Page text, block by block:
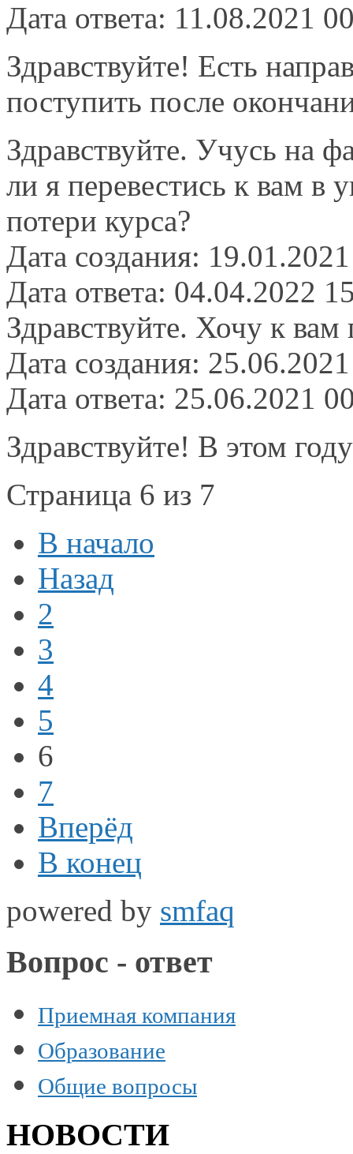
Дата ответа: 11.08.2021
Здравствуйте! Есть
поступить после
Здравствуйте. Учусь на
ли я перевестись к вам в
потери курса?
Дата создания:
Дата ответа: 04.04.2022
Здравствуйте. Хочу к
Дата создания:
Дата ответа: 25.06.2021
Здравствуйте! В этом
Страница 6 из 7
В начало
Назад
2
3
4
5
6
7
Вперёд
В конец
powered by smfaq
Вопрос - ответ
Приемная компания
Образование
Общие вопросы
НОВОСТИ